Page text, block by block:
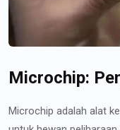
Microchip:
Microchip adalah alat